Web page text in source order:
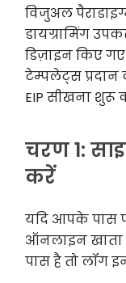
विजुअल
डायग्रामिंग
डिज़ाइन किए
टेम्पलेट्स प्रदान
EIP सीखना शुरू
चरण 1:
करें
यदि आपके पास
ऑनलाइन खाता
पास है तो लॉग